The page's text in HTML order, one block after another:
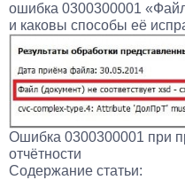
ошибка 0300300001
и каковы способы её
Ошибка 0300300001 при
отчётности
Содержание статьи: